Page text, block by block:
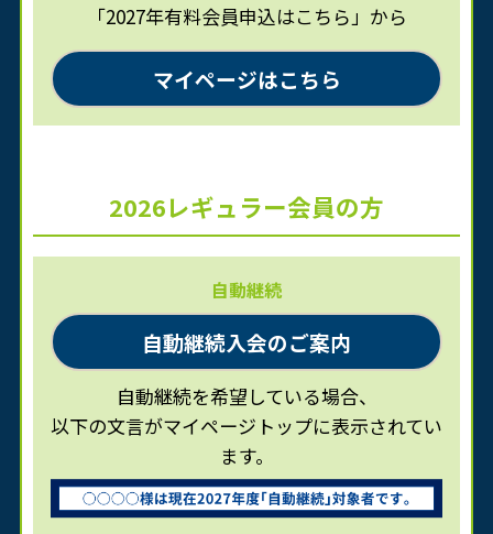
「2027年有料会員申込はこちら」から
マイページはこちら
2026レギュラー会員の方
自動継続
自動継続入会のご案内
自動継続を希望している場合、
以下の文言がマイページトップに表示されてい
ます。